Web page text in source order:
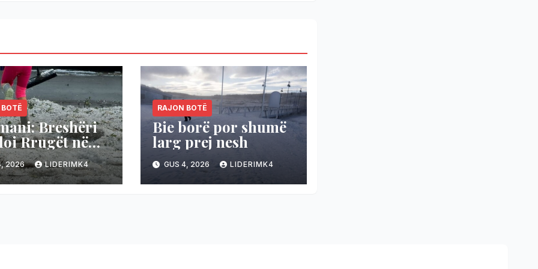
Breshëri
Rrugët në
bien
në 19 gradë
2026 LIDERIMK4
RAJON BOTË
Bie borë por shumë
larg prej nesh
GUS 4, 2026 LIDERIMK4